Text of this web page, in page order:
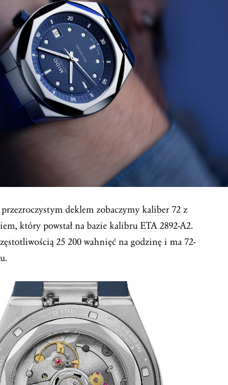
deklem zobaczymy kaliber 72 z
który powstał na bazie kalibru ETA 2892-A2.
25 200 wahnięć na godzinę i ma 72-